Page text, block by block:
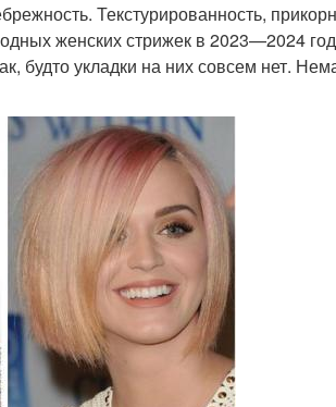
Текстурированность,
женских стрижек в 2023—2024
будто укладки на них совсем нет.